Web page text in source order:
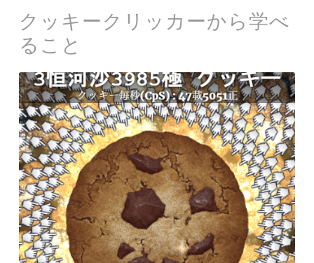
クッキークリッカーから学べ
ること